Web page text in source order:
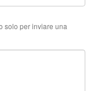
solo per inviare una